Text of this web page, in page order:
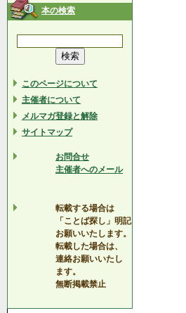
本の検索
このページについて
主催者について
メルマガ登録と解除
サイトマップ
お問合せ
主催者へのメール
転載する場合は
「ことば探し」明記
お願いいたします。
転載した場合は、
連絡お願いいたし
ます。
無断掲載禁止